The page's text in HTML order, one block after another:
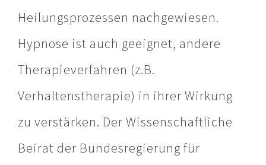
Heilungsprozessen nachgewiesen.
Hypnose ist auch geeignet, andere
Therapieverfahren (z.B.
Verhaltenstherapie) in ihrer Wirkung
zu verstärken. Der Wissenschaftliche
Beirat der Bundesregierung für